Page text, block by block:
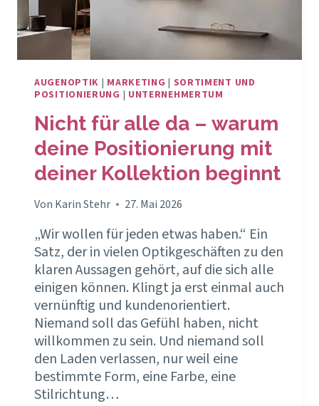
AUGENOPTIK | MARKETING | SORTIMENT UND
POSITIONIERUNG | UNTERNEHMERTUM
Nicht für alle da – warum
deine Positionierung mit
deiner Kollektion beginnt
Von Karin Stehr 27. Mai 2026
„Wir wollen für jeden etwas haben.“ Ein
Satz, der in vielen Optikgeschäften zu den
klaren Aussagen gehört, auf die sich alle
einigen können. Klingt ja erst einmal auch
vernünftig und kundenorientiert.
Niemand soll das Gefühl haben, nicht
willkommen zu sein. Und niemand soll
den Laden verlassen, nur weil eine
bestimmte Form, eine Farbe, eine
Stilrichtung…